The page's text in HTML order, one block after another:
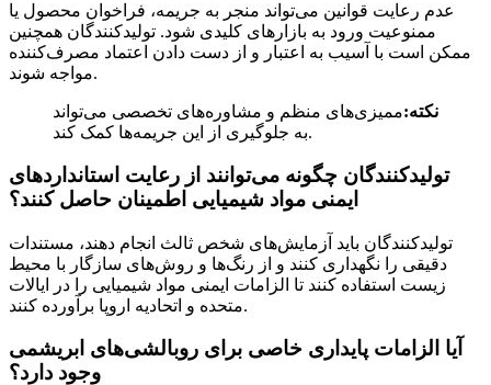
عدم رعایت قوانین می‌تواند منجر به جریمه، فراخوان محصول یا
ممنوعیت ورود به بازارهای کلیدی شود. تولیدکنندگان همچنین
ممکن است با آسیب به اعتبار و از دست دادن اعتماد مصرف‌کننده
مواجه شوند.
نکته:ممیزی‌های منظم و مشاوره‌های تخصصی می‌تواند
به جلوگیری از این جریمه‌ها کمک کند.
تولیدکنندگان چگونه می‌توانند از رعایت استانداردهای
ایمنی مواد شیمیایی اطمینان حاصل کنند؟
تولیدکنندگان باید آزمایش‌های شخص ثالث انجام دهند، مستندات
دقیقی را نگهداری کنند و از رنگ‌ها و روش‌های سازگار با محیط
زیست استفاده کنند تا الزامات ایمنی مواد شیمیایی را در ایالات
متحده و اتحادیه اروپا برآورده کنند.
آیا الزامات پایداری خاصی برای روبالشی‌های ابریشمی
وجود دارد؟